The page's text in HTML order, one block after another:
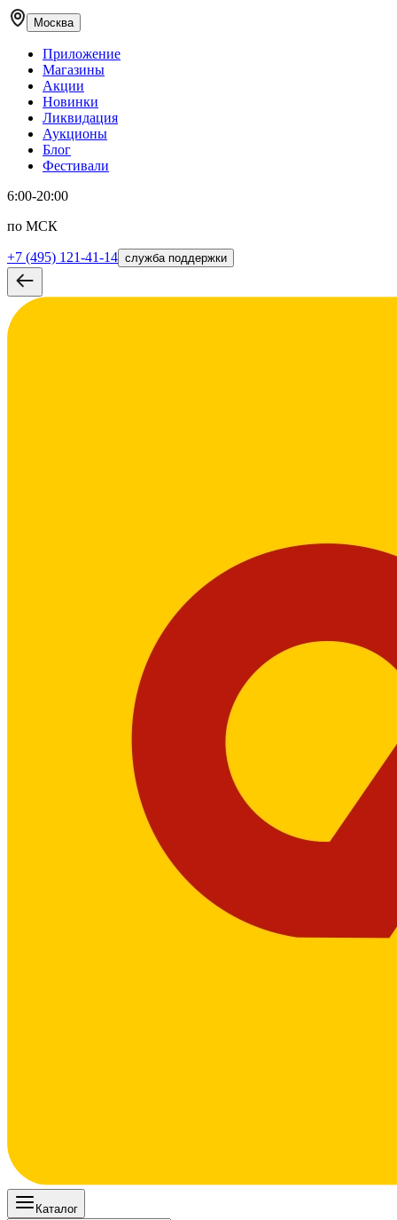
Москва
Приложение
Магазины
Акции
Новинки
Ликвидация
Аукционы
Блог
Фестивали
6:00-20:00
по МСК
+7 (495) 121-41-14 служба поддержки
Каталог